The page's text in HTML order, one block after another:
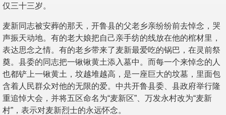
仅三十三岁。
麦新同志被安葬的那天，开鲁县的父老乡亲纷纷前去悼念，哭
声振天动地。有的老大娘把自己亲手纺的线放在他的棺材里，
表达思念之情。有的老乡带来了麦新最爱吃的锅巴，在灵前祭
奠。县委的同志把一锹锹黄土添入墓中。而每一个来悼念的人
也都铲上一锹黄土，坟越堆越高，是一座巨大的坟墓，里面包
含着人民群众对他的无限的爱。中共开鲁县委、县政府举行隆
重追悼大会，并将五区命名为“麦新区”、万发永村改为“麦新
村”，表示对麦新烈士的永远怀念。